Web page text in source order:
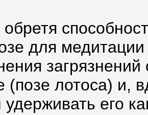
для
(позе лотоса) и,
его